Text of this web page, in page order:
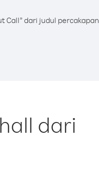
Call” dari judul percakapan
dari